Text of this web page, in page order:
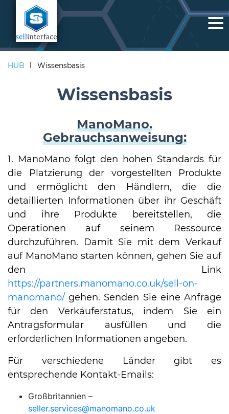
HUB Wissensbasis
Wissensbasis
ManoMano.
Gebrauchsanweisung:
1. ManoMano folgt den hohen Standards für
die Platzierung der vorgestellten Produkte
und ermöglicht den Händlern, die die
detaillierten Informationen über ihr Geschäft
und ihre Produkte bereitstellen, die
Operationen auf seinem Ressource
durchzuführen. Damit Sie mit dem Verkauf
auf ManoMano starten können, gehen Sie auf
den Link
https://partners.manomano.co.uk/sell-on-
manomano/ gehen. Senden Sie eine Anfrage
für den Verkäuferstatus, indem Sie ein
Antragsformular ausfüllen und die
erforderlichen Informationen angeben.
Für verschiedene Länder gibt es
entsprechende Kontakt-Emails:
Großbritannien –
seller.services@manomano.co.uk